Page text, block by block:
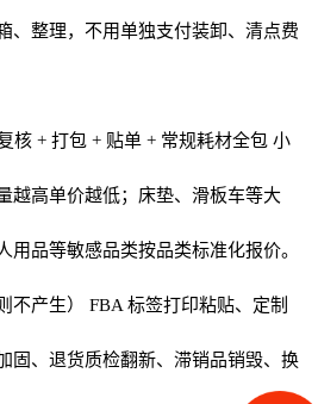
、整理，不用单独支付装卸、清点费
核 + 打包 + 贴单 + 常规耗材全包 小
越高单价越低；床垫、滑板车等大
用品等敏感品类按品类标准化报价。
不产生） FBA 标签打印粘贴、定制
固、退货质检翻新、滞销品销毁、换